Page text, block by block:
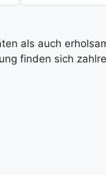
als auch
finden sich